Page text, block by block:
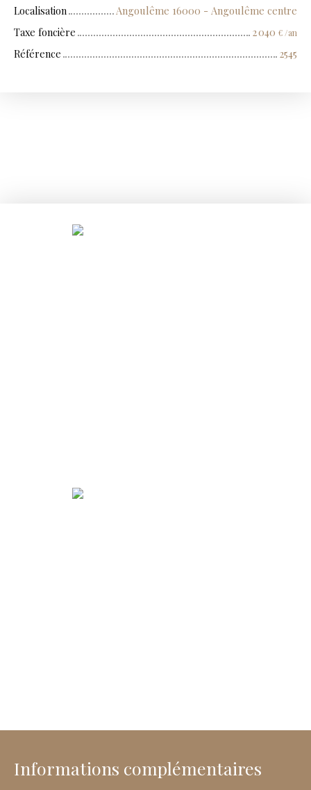
Localisation
Angoulême 16000 - Angoulême centre
Taxe foncière
2 040 € /an
Référence 2545
Informations complémentaires